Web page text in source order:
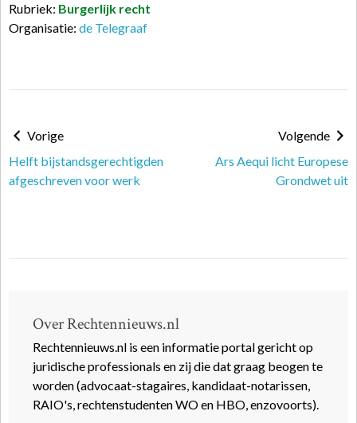
Rubriek: Burgerlijk recht
Organisatie: de Telegraaf
Vorige
Helft bijstandsgerechtigden
afgeschreven voor werk
Volgende
Ars Aequi licht Europese
Grondwet uit
Over Rechtennieuws.nl
Rechtennieuws.nl is een informatie portal gericht op
juridische professionals en zij die dat graag beogen te
worden (advocaat-stagaires, kandidaat-notarissen,
RAIO's, rechtenstudenten WO en HBO, enzovoorts).